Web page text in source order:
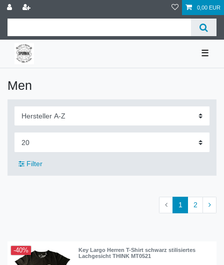
0,00 EUR
☰
Men
Filter
1 2
-40%
Key Largo Herren T-Shirt schwarz stilisiertes
Lachgesicht THINK MT0521